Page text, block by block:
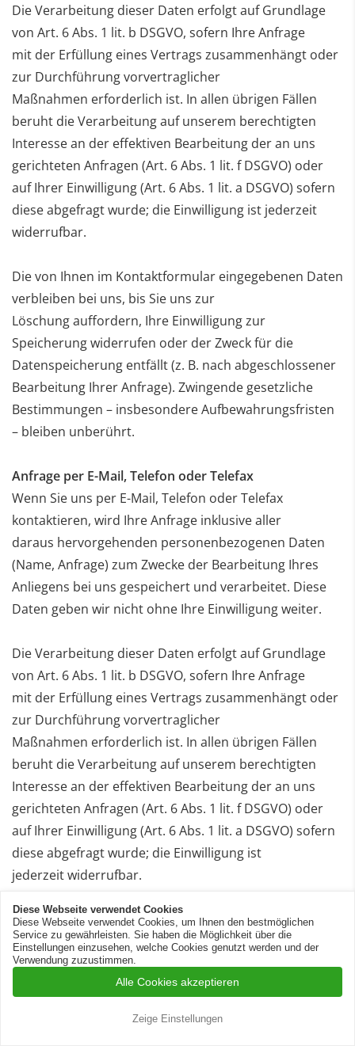
Die Verarbeitung dieser Daten erfolgt auf Grundlage
von Art. 6 Abs. 1 lit. b DSGVO, sofern Ihre Anfrage
mit der Erfüllung eines Vertrags zusammenhängt oder
zur Durchführung vorvertraglicher
Maßnahmen erforderlich ist. In allen übrigen Fällen
beruht die Verarbeitung auf unserem berechtigten
Interesse an der effektiven Bearbeitung der an uns
gerichteten Anfragen (Art. 6 Abs. 1 lit. f DSGVO) oder
auf Ihrer Einwilligung (Art. 6 Abs. 1 lit. a DSGVO) sofern
diese abgefragt wurde; die Einwilligung ist jederzeit
widerrufbar.
Die von Ihnen im Kontaktformular eingegebenen Daten
verbleiben bei uns, bis Sie uns zur
Löschungauffordern, Ihre Einwilligung zur
Speicherung widerrufen oder der Zweck für die
Datenspeicherung entfällt(z. B. nach abgeschlossener
Bearbeitung Ihrer Anfrage). Zwingende gesetzliche
Bestimmungen – insbesondere Aufbewahrungsfristen
– bleiben unberührt.
Anfrage per E-Mail, Telefon oder Telefax
Wenn Sie uns per E-Mail, Telefon oder Telefax
kontaktieren, wird Ihre Anfrage inklusive aller
daraus hervorgehenden personenbezogenen Daten
(Name, Anfrage) zum Zwecke der Bearbeitung Ihres
Anliegens bei uns gespeichert und verarbeitet. Diese
Daten geben wir nicht ohne Ihre Einwilligung weiter.
Die Verarbeitung dieser Daten erfolgt auf Grundlage
von Art. 6 Abs. 1 lit. b DSGVO, sofern Ihre Anfrage
mit der Erfüllung eines Vertrags zusammenhängt oder
zur Durchführung vorvertraglicher
Maßnahmen erforderlich ist. In allen übrigen Fällen
beruht die Verarbeitung auf unserem berechtigten
Interesse an der effektiven Bearbeitung der an uns
gerichteten Anfragen (Art. 6 Abs. 1 lit. f DSGVO) oder
auf Ihrer Einwilligung (Art. 6 Abs. 1 lit. a DSGVO) sofern
diese abgefragt wurde; die Einwilligung ist
jederzeitwiderrufbar.
Die von Ihnen an uns per Kontaktanfragen
übersandten Daten verbleiben bei uns, bis Sie uns zur
Löschungauffordern, Ihre Einwilligung zur
Speicherung widerrufen oder der Zweck für die
Bearbeitung Ihres Anliegens). Zwingende gesetzliche
Diese Webseite verwendet Cookies
Diese Webseite verwendet Cookies, um Ihnen den bestmöglichen
Service zu gewährleisten. Sie haben die Möglichkeit über die
Einstellungen einzusehen, welche Cookies genutzt werden und der
Verwendung zuzustimmen.
Alle Cookies akzeptieren
Zeige Einstellungen